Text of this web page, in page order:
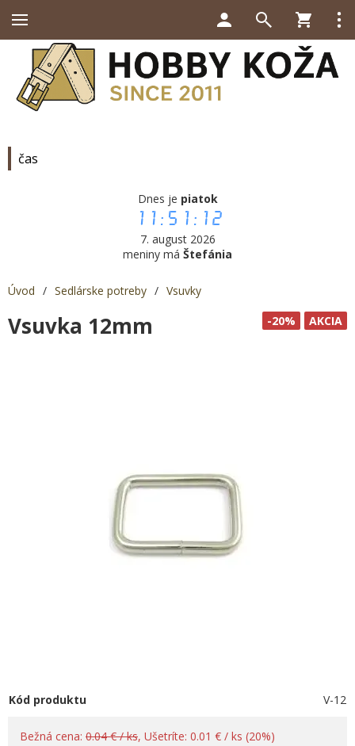
čas
Dnes je piatok
11:51:13
7. august 2026
meniny má Štefánia
Úvod / Sedlárske potreby / Vsuvky
AKCIA
-20%
Vsuvka 12mm
Kód produktu V-12
Bežná cena: 0.04 € / ks, Ušetríte: 0.01 € / ks (20%)